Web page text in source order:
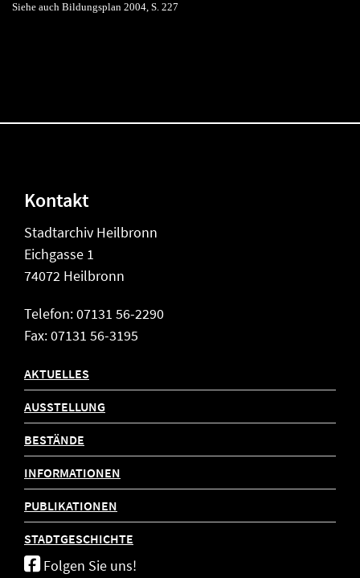
Siehe auch Bildungsplan 2004, S. 227
Kontakt
Stadtarchiv Heilbronn
Eichgasse 1
74072 Heilbronn
Telefon: 07131 56-2290
Fax: 07131 56-3195
AKTUELLES
AUSSTELLUNG
BESTÄNDE
INFORMATIONEN
PUBLIKATIONEN
STADTGESCHICHTE
Folgen Sie uns!